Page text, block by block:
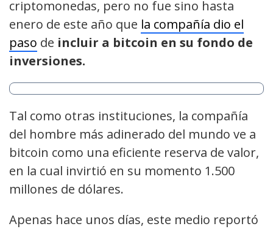
criptomonedas, pero no fue sino hasta
enero de este año que la compañía dio el
paso de incluir a bitcoin en su fondo de
inversiones.
Tal como otras instituciones, la compañía
del hombre más adinerado del mundo ve a
bitcoin como una eficiente reserva de valor,
en la cual invirtió en su momento 1.500
millones de dólares.
Apenas hace unos días, este medio reportó